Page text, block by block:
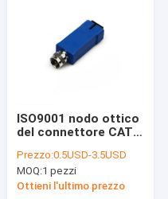
ISO9001 nodo ottico
del connettore CATV
Prezzo:0.5USD-3.5USD
MOQ:1 pezzi
Ottieni l'ultimo prezzo